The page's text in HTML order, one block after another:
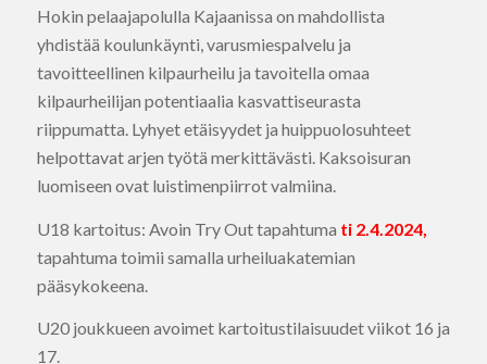
Hokin pelaajapolulla Kajaanissa on mahdollista
yhdistää koulunkäynti, varusmiespalvelu ja
tavoitteellinen kilpaurheilu ja tavoitella omaa
kilpaurheilijan potentiaalia kasvattiseurasta
riippumatta. Lyhyet etäisyydet ja huippuolosuhteet
helpottavat arjen työtä merkittävästi. Kaksoisuran
luomiseen ovat luistimenpiirrot valmiina.
U18 kartoitus: Avoin Try Out tapahtuma ti 2.4.2024,
tapahtuma toimii samalla urheiluakatemian
pääsykokeena.
U20 joukkueen avoimet kartoitustilaisuudet viikot 16 ja
17.